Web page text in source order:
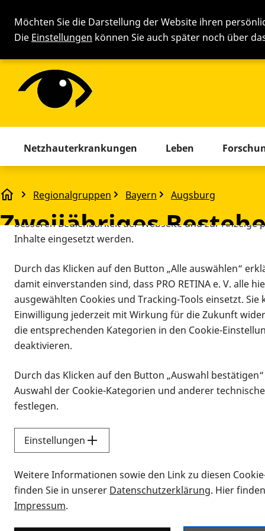
Möchten Sie die Darstellung der Website ihren
Die Einstellungen können Sie auch später noch über
Menü mit allen Seiten.
Netzhauterkrankungen Leben
Regionalgruppen Bayern Augsburg
Zweijähriges Bestehen Junge Retina Augsburg
Zweijähriges
Vorlesen
Informationen zum Termin
30.04.2024, 19:30 Uhr –22:00 Uhr
Lisa freut sich auf Eure Teilnahme
Anmeldung: bei Lisa Kuchenbaur bis
Mobil: 0176 - 649 706 95, E-Mail:
Noch mehr Lust auf die Junge Retina?
Egal, ob Ihr zu den persönlichen
WhatsApp Gruppe austauschen
Cookie-
beinhaltet Cookies und Tracking-Tools, die für den
besseren Bedienbarkeit der Webseite und zur Anzeige
Inhalte eingesetzt werden.
Durch das Klicken auf den Button „Alle auswählen“
damit einverstanden sind, dass PRO RETINA e. V. alle
ausgewählten Cookies und Tracking-Tools einsetzt. Sie
Einwilligung jederzeit mit Wirkung für die Zukunft
die entsprechenden Kategorien in den Cookie-
deaktivieren.
Durch das Klicken auf den Button „Auswahl
Auswahl der Cookie-Kategorien und anderer
festlegen.
Einstellungen
Weitere Informationen sowie den Link zu diesen
finden Sie in unserer Datenschutzerklärung. Hier
Impressum.